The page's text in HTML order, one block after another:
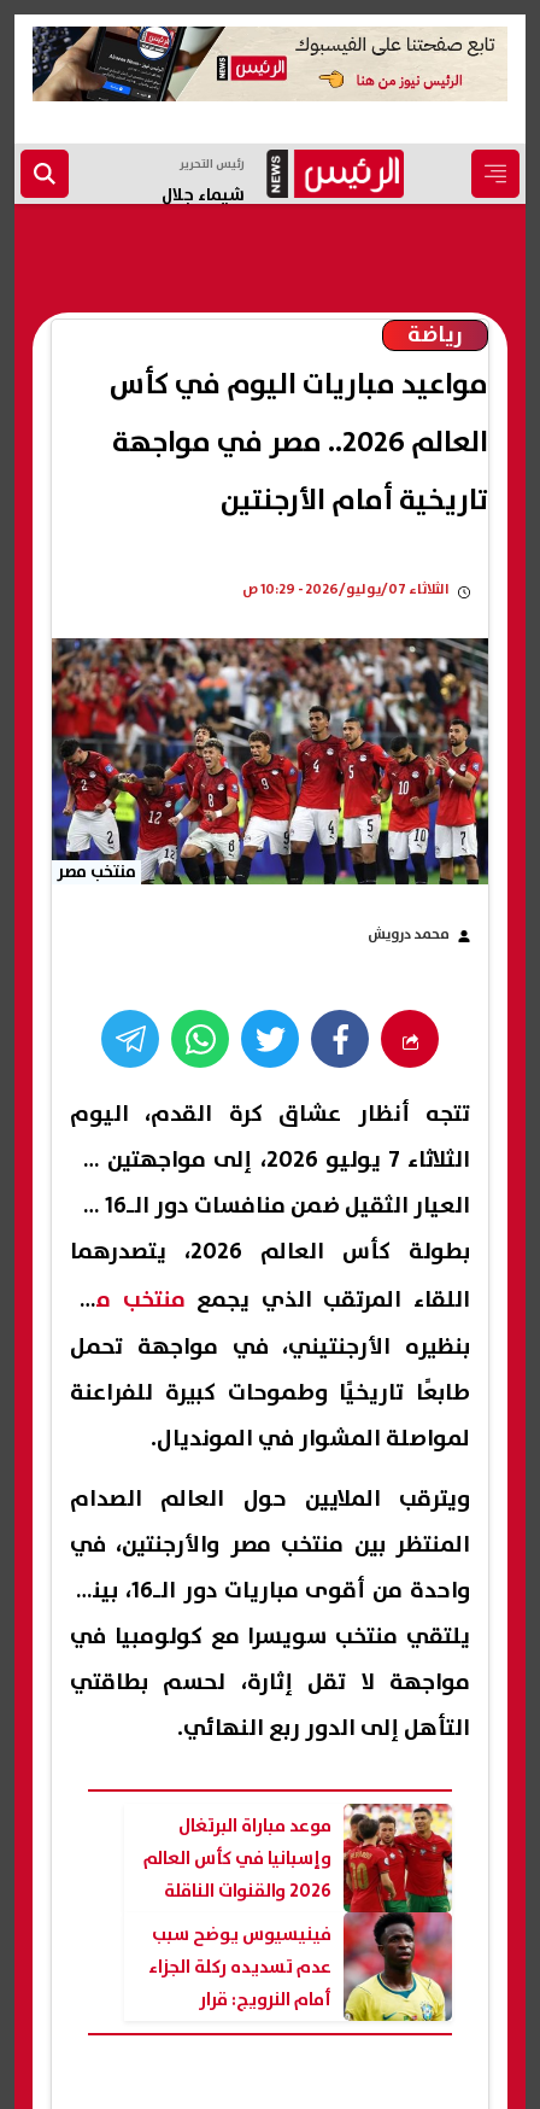
رئيس التحرير
شيماء جلال
رياضة
مواعيد مباريات اليوم في كأس
العالم 2026.. مصر في مواجهة
تاريخية أمام الأرجنتين
الثلاثاء 07/يوليو/2026 - 10:29 ص
منتخب مصر
محمد درويش
تتجه أنظار عشاق كرة القدم، اليوم
الثلاثاء 7 يوليو 2026، إلى مواجهتين من
العيار الثقيل ضمن منافسات دور الـ16 من
بطولة كأس العالم 2026، يتصدرهما
اللقاء المرتقب الذي يجمع منتخب مصر
بنظيره الأرجنتيني، في مواجهة تحمل
طابعًا تاريخيًا وطموحات كبيرة للفراعنة
لمواصلة المشوار في المونديال.
ويترقب الملايين حول العالم الصدام
المنتظر بين منتخب مصر والأرجنتين، في
واحدة من أقوى مباريات دور الـ16، بينما
يلتقي منتخب سويسرا مع كولومبيا في
مواجهة لا تقل إثارة، لحسم بطاقتي
التأهل إلى الدور ربع النهائي.
موعد مباراة البرتغال
وإسبانيا في كأس العالم
2026 والقنوات الناقلة
فينيسيوس يوضح سبب
عدم تسديده ركلة الجزاء
أمام النرويج: قرار
أنشيلوتي